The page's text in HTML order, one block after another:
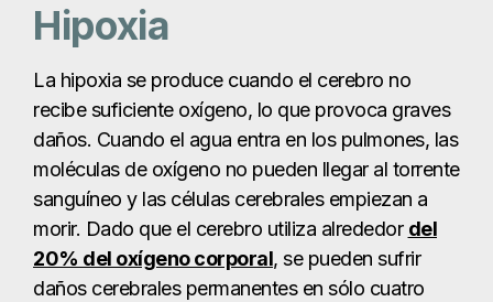
Hipoxia
La hipoxia se produce cuando el cerebro no
recibe suficiente oxígeno, lo que provoca graves
daños. Cuando el agua entra en los pulmones, las
moléculas de oxígeno no pueden llegar al torrente
sanguíneo y las células cerebrales empiezan a
morir. Dado que el cerebro utiliza alrededor del
20% del oxígeno corporal, se pueden sufrir
daños cerebrales permanentes en sólo cuatro